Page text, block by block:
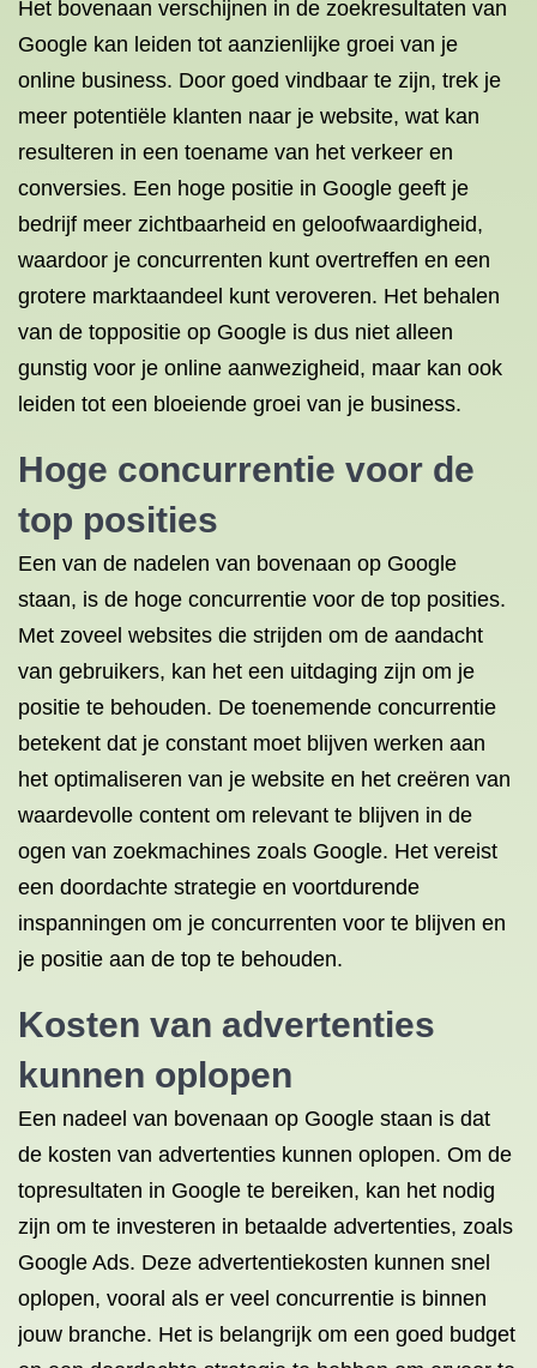
Het bovenaan verschijnen in de zoekresultaten van
Google kan leiden tot aanzienlijke groei van je
online business. Door goed vindbaar te zijn, trek je
meer potentiële klanten naar je website, wat kan
resulteren in een toename van het verkeer en
conversies. Een hoge positie in Google geeft je
bedrijf meer zichtbaarheid en geloofwaardigheid,
waardoor je concurrenten kunt overtreffen en een
grotere marktaandeel kunt veroveren. Het behalen
van de toppositie op Google is dus niet alleen
gunstig voor je online aanwezigheid, maar kan ook
leiden tot een bloeiende groei van je business.
Hoge concurrentie voor de
top posities
Een van de nadelen van bovenaan op Google
staan, is de hoge concurrentie voor de top posities.
Met zoveel websites die strijden om de aandacht
van gebruikers, kan het een uitdaging zijn om je
positie te behouden. De toenemende concurrentie
betekent dat je constant moet blijven werken aan
het optimaliseren van je website en het creëren van
waardevolle content om relevant te blijven in de
ogen van zoekmachines zoals Google. Het vereist
een doordachte strategie en voortdurende
inspanningen om je concurrenten voor te blijven en
je positie aan de top te behouden.
Kosten van advertenties
kunnen oplopen
Een nadeel van bovenaan op Google staan is dat
de kosten van advertenties kunnen oplopen. Om de
topresultaten in Google te bereiken, kan het nodig
zijn om te investeren in betaalde advertenties, zoals
Google Ads. Deze advertentiekosten kunnen snel
oplopen, vooral als er veel concurrentie is binnen
jouw branche. Het is belangrijk om een goed budget